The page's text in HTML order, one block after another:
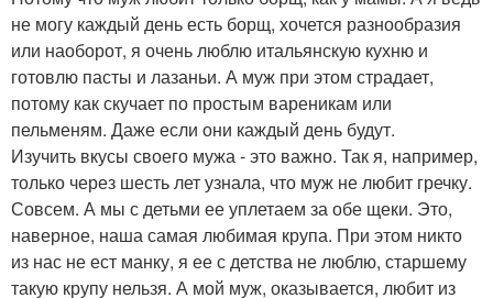
не могу каждый день есть борщ, хочется разнообразия
или наоборот, я очень люблю итальянскую кухню и
готовлю пасты и лазаньи. А муж при этом страдает,
потому как скучает по простым вареникам или
пельменям. Даже если они каждый день будут.
Изучить вкусы своего мужа - это важно. Так я, например,
только через шесть лет узнала, что муж не любит гречку.
Совсем. А мы с детьми ее уплетаем за обе щеки. Это,
наверное, наша самая любимая крупа. При этом никто
из нас не ест манку, я ее с детства не люблю, старшему
такую крупу нельзя. А мой муж, оказывается, любит из